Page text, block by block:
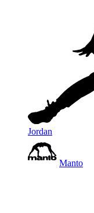
Jordan
Manto